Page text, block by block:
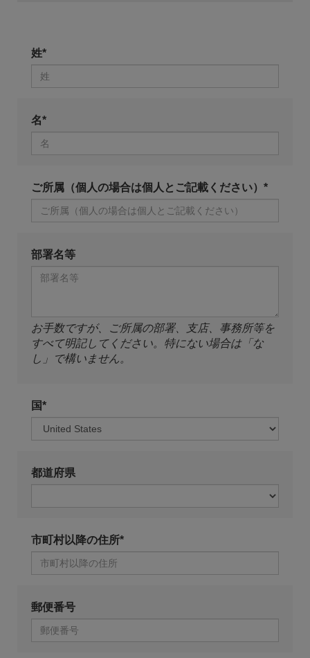
姓*
名*
ご所属（個人の場合は個人とご記載ください）*
部署名等
お手数ですが、ご所属の部署、支店、事務所等を
すべて明記してください。特にない場合は「な
し」で構いません。
国*
都道府県
市町村以降の住所*
郵便番号